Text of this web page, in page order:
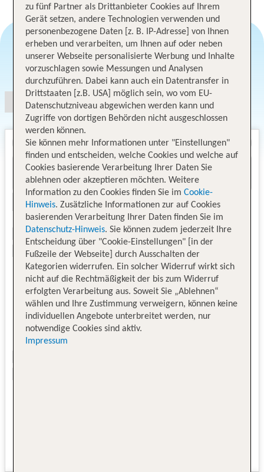
Angebotsauswahl
zu fünf Partner als Drittanbieter Cookies auf Ihrem
Gerät setzen, andere Technologien verwenden und
personenbezogene Daten [z. B. IP-Adresse] von Ihnen
erheben und verarbeiten, um Ihnen auf oder neben
unserer Webseite personalisierte Werbung und Inhalte
vorzuschlagen sowie Messungen und Analysen
durchzuführen. Dabei kann auch ein Datentransfer in
Drittstaaten [z.B. USA] möglich sein, wo vom EU-
Datenschutzniveau abgewichen werden kann und
Zugriffe von dortigen Behörden nicht ausgeschlossen
werden können.
Sie können mehr Informationen unter "Einstellungen"
finden und entscheiden, welche Cookies und welche auf
Cookies basierende Verarbeitung Ihrer Daten Sie
ablehnen oder akzeptieren möchten. Weitere
Information zu den Cookies finden Sie im Cookie-
Hinweis. Zusätzliche Informationen zur auf Cookies
basierenden Verarbeitung Ihrer Daten finden Sie im
Datenschutz-Hinweis. Sie können zudem jederzeit Ihre
Entscheidung über "Cookie-Einstellungen" [in der
Fußzeile der Webseite] durch Ausschalten der
Kategorien widerrufen. Ein solcher Widerruf wirkt sich
nicht auf die Rechtmäßigkeit der bis zum Widerruf
erfolgten Verarbeitung aus. Soweit Sie „Ablehnen“
wählen und Ihre Zustimmung verweigern, können keine
individuellen Angebote unterbreitet werden, nur
notwendige Cookies sind aktiv.
Impressum